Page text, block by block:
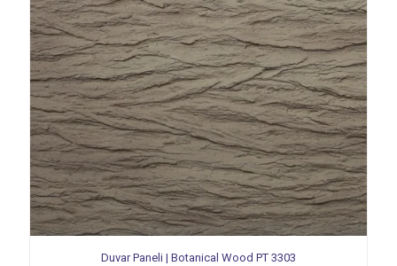
Duvar Paneli | Botanical Wood PT 3303